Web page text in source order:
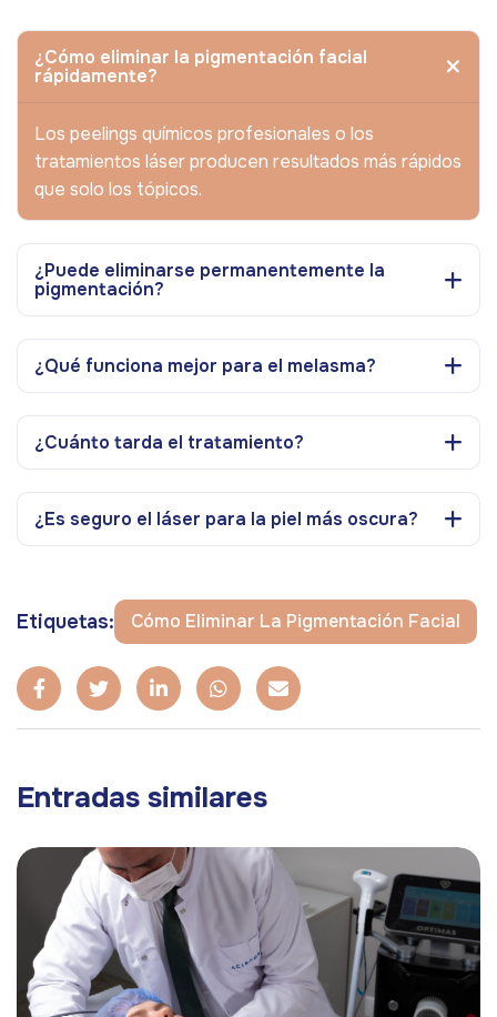
¿Cómo eliminar la pigmentación facial
rápidamente?
Los peelings químicos profesionales o los
tratamientos láser producen resultados más rápidos
que solo los tópicos.
¿Puede eliminarse permanentemente la
pigmentación?
¿Qué funciona mejor para el melasma?
¿Cuánto tarda el tratamiento?
¿Es seguro el láser para la piel más oscura?
Etiquetas: Cómo Eliminar La Pigmentación Facial
Entradas similares